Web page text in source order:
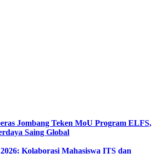
Jombang Teken MoU Program ELFS,
Saing Global
Kolaborasi Mahasiswa ITS dan